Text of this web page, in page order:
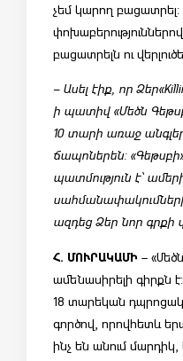
չեմ կարող
բացատրելն ու
– Ասել էիք, որ Ձեր
ի պատիվ «Մեծն
10 տարի առաջ
ճապոներեն:
պատմություն է՝
ազդեց Ձեր նոր գրքի
Հ. ՄՈՒՐԱԿԱՄԻ –
ամենասիրելի գիրքն
18 տարեկան
գործով, որովհետև
ինչ են անում